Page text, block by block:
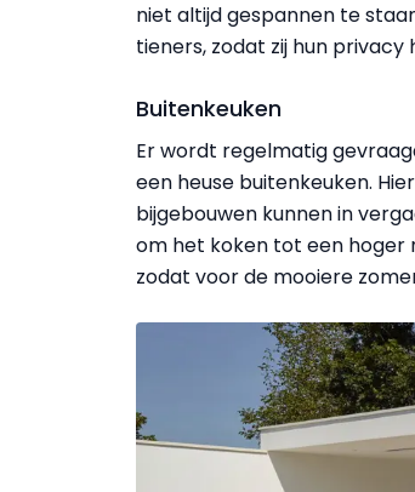
niet altijd gespannen te
tieners, zodat zij hun privacy
Buitenkeuken
Er wordt regelmatig
een heuse buitenkeuken.
bijgebouwen kunnen in
om het koken tot een hoger
zodat voor de mooiere